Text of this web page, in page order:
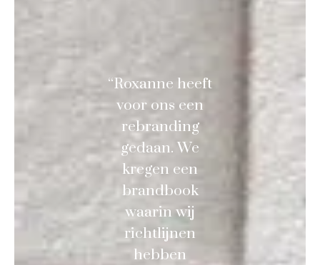
“Roxanne heeft
voor ons een
rebranding
gedaan. We
kregen een
brandbook
waarin wij
richtlijnen
hebben